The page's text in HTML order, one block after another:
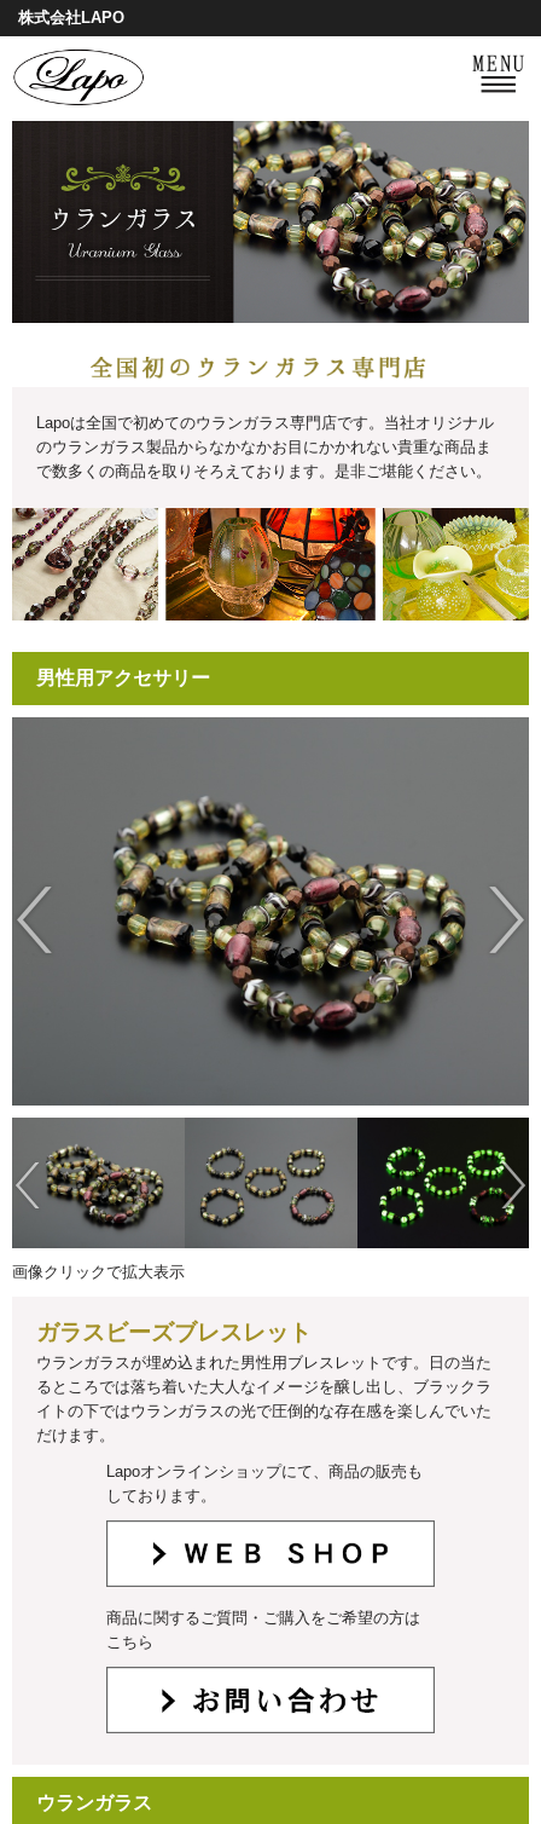
株式会社LAPO
Lapoは全国で初めてのウランガラス専門店です。当社オリジナル
のウランガラス製品からなかなかお目にかかれない貴重な商品ま
で数多くの商品を取りそろえております。是非ご堪能ください。
男性用アクセサリー
画像クリックで拡大表示
ガラスビーズブレスレット
ウランガラスが埋め込まれた男性用ブレスレットです。日の当た
るところでは落ち着いた大人なイメージを醸し出し、ブラックラ
イトの下ではウランガラスの光で圧倒的な存在感を楽しんでいた
だけます。
Lapoオンラインショップにて、商品の販売も
しております。
商品に関するご質問・ご購入をご希望の方は
こちら
ウランガラス